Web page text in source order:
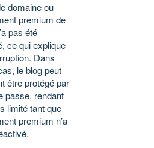
domaine ou
premium de
pas été
ce qui explique
Dans
le blog peut
être protégé par
passe, rendant
limité tant que
premium n’a